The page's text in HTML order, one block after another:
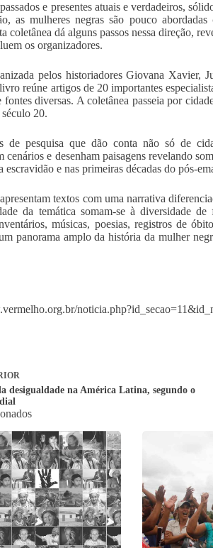
e presentes atuais e verdadeiros,
as mulheres negras são pouco
coletânea dá alguns passos nessa direção,
os organizadores.
pelos historiadores Giovana Xavier,
reúne artigos de 20 importantes
fontes diversas. A coletânea passeia por
20.
de pesquisa que dão conta não só de
cenários e desenham paisagens revelando
escravidão e nas primeiras décadas do pós-
textos com uma narrativa
da temática somam-se à diversidade de
músicas, poesias, registros de
panorama amplo da história da mulher
desigualdade na América Latina, segundo o